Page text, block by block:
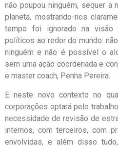
não poupou ninguém, sequer a
planeta, mostrando-nos
tempo foi ignorado na visão
políticos ao redor do mundo:
ninguém e não é possível o
sem uma ação coordenada e
e master coach, Penha Pereira.
E neste novo contexto no
corporações optará pelo
necessidade de revisão de
internos, com terceiros, com
envolvidas, e além disso